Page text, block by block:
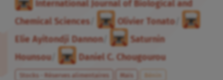
International Journal of Biological and
Chemical Sciences
Olivier Tonato
Elie Ayitondji Dannon/
Saturnin
Hounsou/ Daniel C. Chougourou
Stocks - Réserves alimentaires Maïs